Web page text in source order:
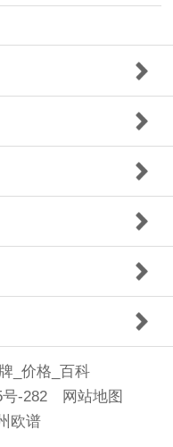
_价格_百科
-282
网站地图
欧谱